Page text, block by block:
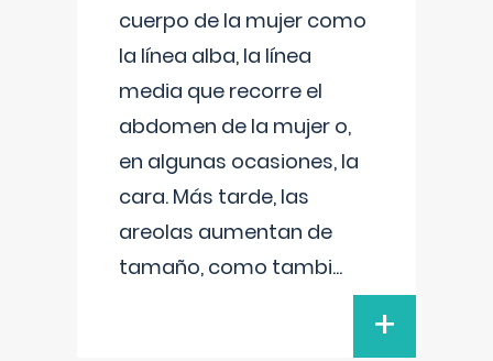
cuerpo de la mujer como
la línea alba, la línea
media que recorre el
abdomen de la mujer o,
en algunas ocasiones, la
cara. Más tarde, las
areolas aumentan de
tamaño, como tambi...
+